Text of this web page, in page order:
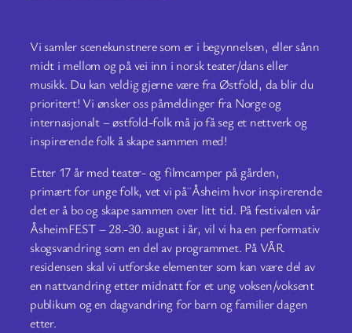
Vi samler scenekunstnere som er i begynnelsen, eller sånn
midt i mellom og på vei inn i norsk teater/dans eller
musikk. Du kan veldig gjerne være fra Østfold, da blir du
prioritert! Vi ønsker oss påmeldinger fra Norge og
internasjonalt – østfold-folk må jo få seg et nettverk og
inspirerende folk å skape sammen med!
Etter 17 år med teater- og filmcamper på gården,
primært for unge folk, vet vi på¨Åsheim hvor inspirerende
det er å bo og skape sammen over litt tid. På festivalen vår
ÅsheimFEST – 28.-30. august i år, vil vi ha en performativ
skogsvandring som en del av programmet. På VÅR
residensen skal vi utforske elementer som kan være del av
en nattvandring etter midnatt for et ung voksen/voksent
publikum og en dagvandring for barn og familier dagen
etter.